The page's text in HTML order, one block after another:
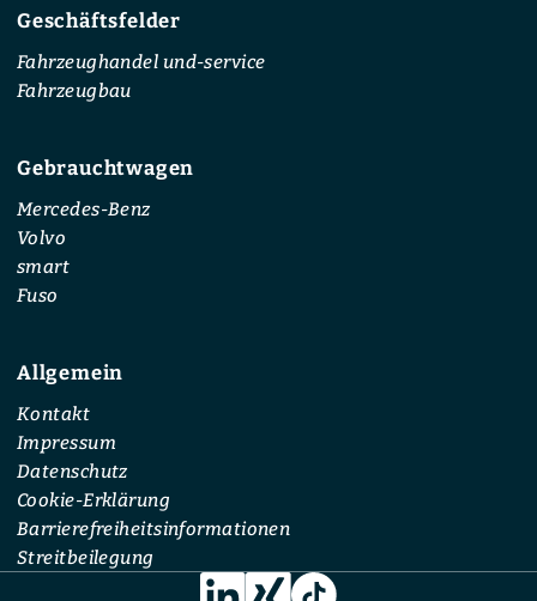
Geschäftsfelder
Fahrzeughandel und-service
Fahrzeugbau
Gebrauchtwagen
Mercedes-Benz
Volvo
smart
Fuso
Allgemein
Kontakt
Impressum
Datenschutz
Cookie-Erklärung
Barrierefreiheitsinformationen
Streitbeilegung